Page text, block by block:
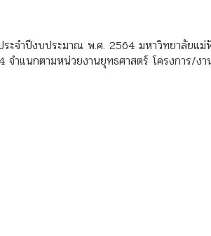
ะจำปีงบประมาณ พ.ศ. 2564 มหาวิทยาลัยแม่
ำแนกตามหน่วยงานยุทธศาสตร์ โครงการ/ง